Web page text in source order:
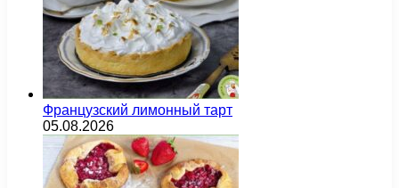
Французский лимонный тарт
05.08.2026